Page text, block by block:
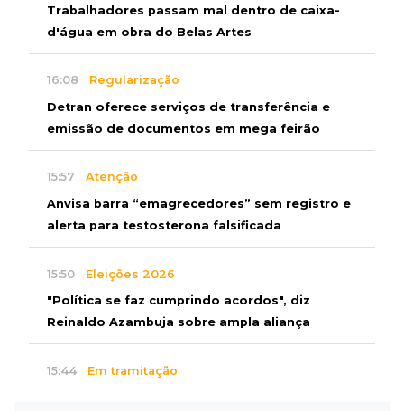
Trabalhadores passam mal dentro de caixa-
d'água em obra do Belas Artes
16:08 Regularização
Detran oferece serviços de transferência e
emissão de documentos em mega feirão
15:57 Atenção
Anvisa barra “emagrecedores” sem registro e
alerta para testosterona falsificada
15:50 Eleições 2026
"Política se faz cumprindo acordos", diz
Reinaldo Azambuja sobre ampla aliança
15:44 Em tramitação